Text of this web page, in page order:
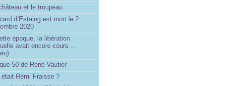
et le troupeau
d’Estaing est mort le 2
2020
époque, la libération
avait encore cours ...
50 de René Vautier
était Rémi Fraisse ?